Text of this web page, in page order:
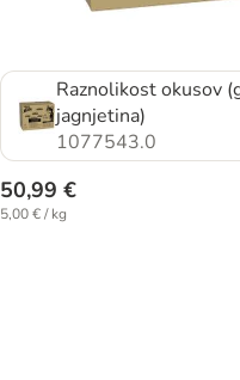
Raznolikost okusov
jagnjetina)
1077543.0
50,99 €
5,00 € / kg